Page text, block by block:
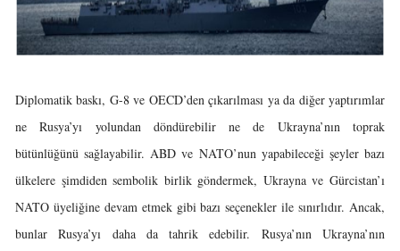
Diplomatik baskı, G-8 ve OECD’den çıkarılması ya da diğer yaptırımlar
ne Rusya’yı yolundan döndürebilir ne de Ukrayna’nın toprak
bütünlüğünü sağlayabilir. ABD ve NATO’nun yapabileceği şeyler bazı
ülkelere şimdiden sembolik birlik göndermek, Ukrayna ve Gürcistan’ı
NATO üyeliğine devam etmek gibi bazı seçenekler ile sınırlıdır. Ancak,
bunlar Rusya’yı daha da tahrik edebilir. Rusya’nın Ukrayna’nın